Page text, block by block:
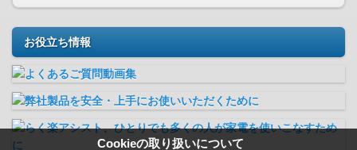
Cookieの取り扱いについて
お役立ち情報